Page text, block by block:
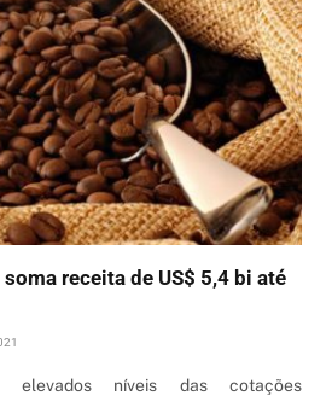
receita de US$ 5,4 bi até
elevados níveis das cotações